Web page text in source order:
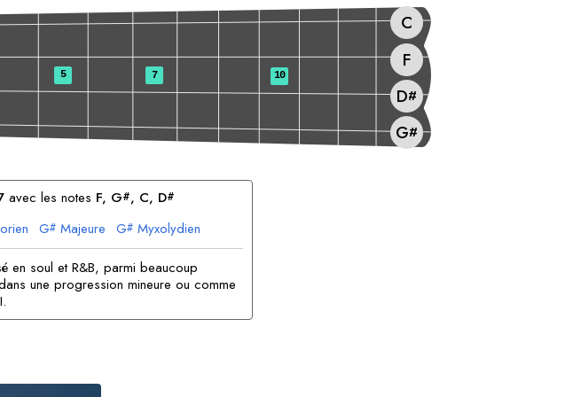
G#
D#
F
C
5 7 10
avec les notes F, G#, C, D#
G# Majeure G# Myxolydien
D Dorien
en soul et R&B, parmi beaucoup
une progression mineure ou comme